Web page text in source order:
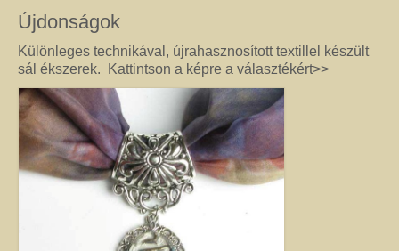
köszön vissza az utcán”. Szerette egyéniségéhez, stílusához és az általa
kedvelt színekhez illő egyedi vagy kis szériás Harmónia ékszer garantáltan
örömöt szerez.
Drót ékszer
Nincs két egyforma dróthajlításos ékszer, mint ahogy nincs két egyforma
egyéniség sem. A kőbefoglalással készült ékszernél nem csak a kő színe és
formája egyedi, hanem a mód, ahogy az adott követ befoglalom. (Mindig
alkotás közben derül ki, hogy mit kíván a kő, és hogyan lehet biztossá tenni
a foglalatot.) Még akkor sem tudom garantálni, hogy az adott modellből
készült darabok egyformák lesznek, ha a kövek ugyanolyan formára
csiszoltak. A drót sosem hajlik egyformán. (Többek között ettől és az alkotói
fantáziától egyedi a kézműves Harmónia Ékszer.) A kőbefoglalásos
Újdonságok
Különleges technikával, újrahasznosított textillel készült
sál ékszerek. Kattintson a képre a választékért>>